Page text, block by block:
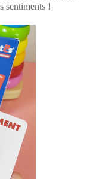
sentiments !